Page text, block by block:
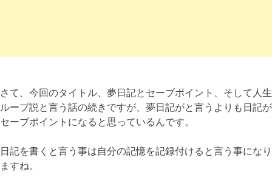
さて、今回のタイトル、夢日記とセーブポイント、そして人生
ループ説と言う話の続きですが、夢日記がと言うよりも日記が
セーブポイントになると思っているんです。
日記を書くと言う事は自分の記憶を記録付けると言う事になり
ますね。